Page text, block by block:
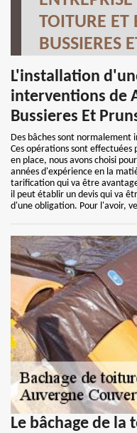
TOITURE ET
BUSSIERES
L'installation
interventions de
Bussieres Et
Des bâches sont normalement
Ces opérations sont
en place, nous avons choisi
années d'expérience en la
tarification qui va être
il peut établir un devis qui va
d'une obligation. Pour l'avoir,
Le bâchage de